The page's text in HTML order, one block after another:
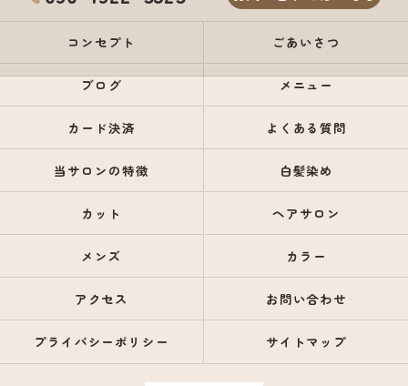
コンセプト ごあいさつ
ブログ メニュー
カード決済 よくある質問
当サロンの特徴 白髪染め
カット ヘアサロン
メンズ カラー
アクセス お問い合わせ
プライバシーポリシー サイトマップ